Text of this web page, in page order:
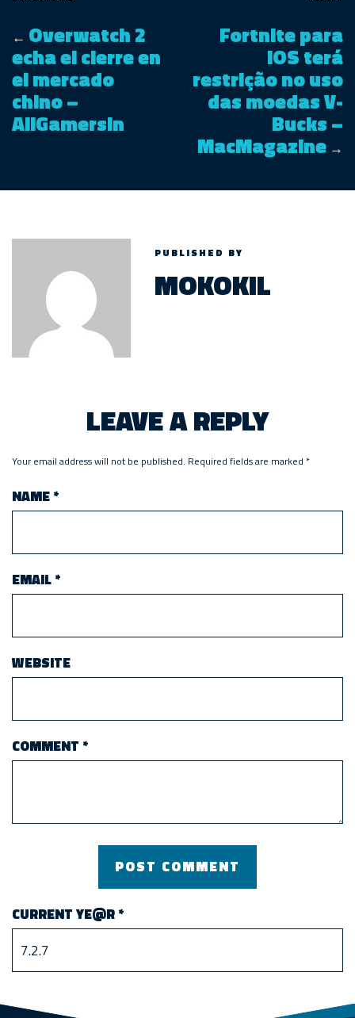
← Overwatch 2
echa el cierre en
el mercado
chino –
AllGamersIn
Fortnite para
iOS terá
restrição no uso
das moedas V-
Bucks –
MacMagazine →
PUBLISHED BY
MOKOKIL
LEAVE A REPLY
Your email address will not be published. Required fields are marked *
NAME*
EMAIL*
WEBSITE
COMMENT *
CURRENT YE@R*